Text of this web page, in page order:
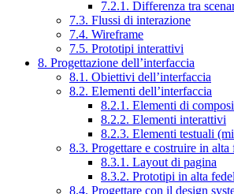
7.2.1. Differenza tra
7.3. Flussi di interazione
7.4. Wireframe
7.5. Prototipi interattivi
8. Progettazione dell’interfaccia
8.1. Obiettivi dell’interfaccia
8.2. Elementi dell’interfaccia
8.2.1. Elementi di
8.2.2. Elementi interattivi
8.2.3. Elementi testuali
8.3. Progettare e costruire in alta
8.3.1. Layout di pagina
8.3.2. Prototipi in alta
8.4. Progettare con il design